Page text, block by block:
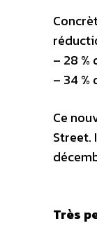
– 28 %
– 34 %
Ce
Street.
Très